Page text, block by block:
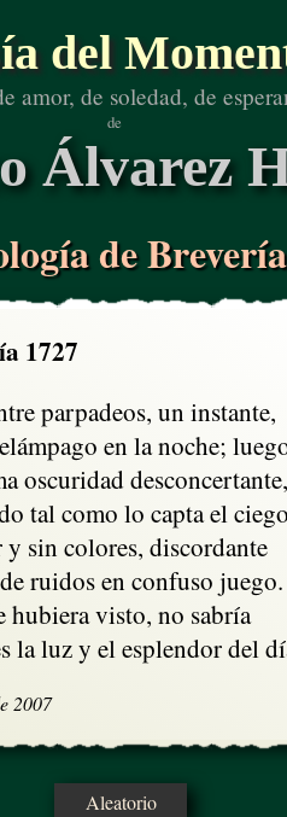
del
amor, de soledad, de
de
Álvarez
de
1727
parpadeos, un instante,
en la noche;
oscuridad desconcertante,
tal como lo capta el
y sin colores, discordante
ruidos en confuso
hubiera visto, no sabría
la luz y el esplendor del
2007
Aleatorio